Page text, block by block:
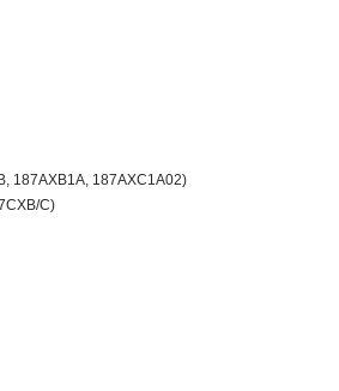
187AXB1A, 187AXC1A02)
C)